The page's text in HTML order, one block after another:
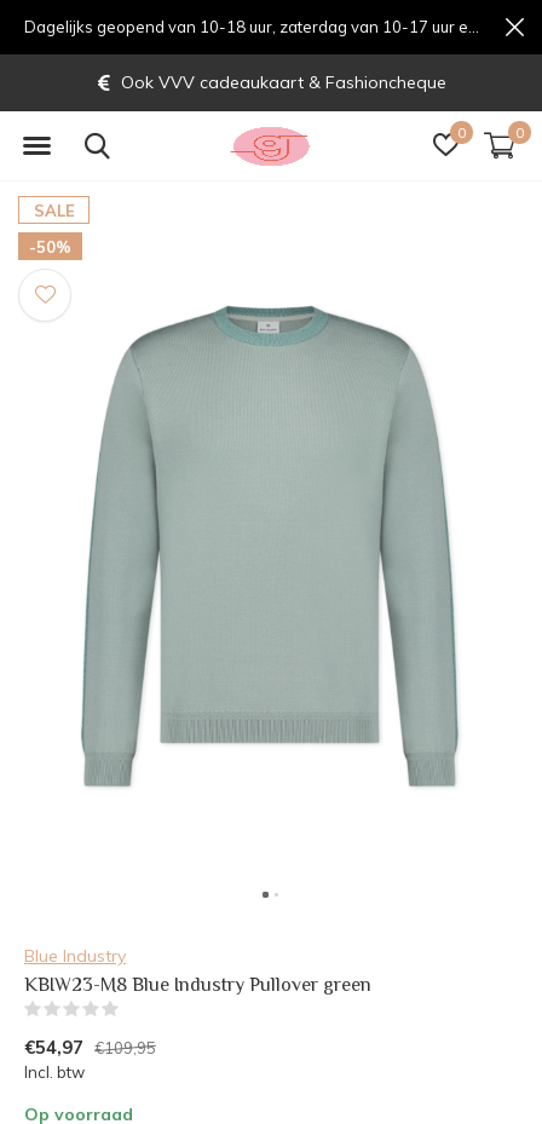
0 0
Ook VVV cadeaukaart & Fashioncheque
SALE
-50%
Blue Industry
KBIW23-M8 Blue Industry Pullover green
€54,97
€109,95
Incl. btw
Op voorraad